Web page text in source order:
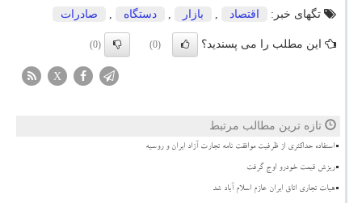
تگهای خبر:
اقتصاد , بازار , دستگاه , صادرات
این مطلب را می پسندید؟ (0)
(0)
X
تازه ترین مطالب مرتبط
استفاده حداکثری از ظرفیت موافقت نامه تجارت آزاد ایران و روسیه
ریزش قیمت خودرو اوج گرفت
هیات تجاری اتاق ایران عازم اسلام آباد شد